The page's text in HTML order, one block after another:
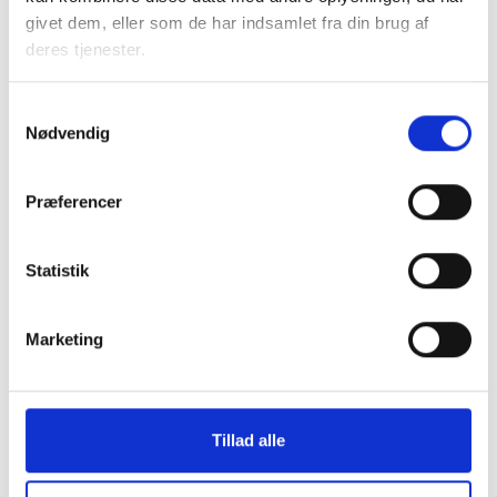
givet dem, eller som de har indsamlet fra din brug af
deres tjenester.
Nødvendig
Præferencer
Statistik
Marketing
Tillad alle
Susan Fiil
Præstegaard
Juridisk konsulent